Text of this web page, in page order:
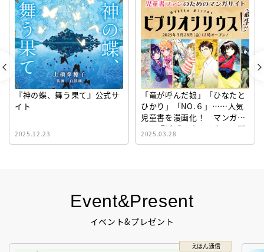
Event&Present
イベント&プレゼント
えほん通信
『神の蝶、舞う果て』公式サ
イト
2025.12.23
「竜が呼んだ娘」「ひなたと
ひかり」「NO.６」……人気
児童書を漫画化！ マンガサ
イト『ビブリオシリウス』誕
生！
2025.03.28